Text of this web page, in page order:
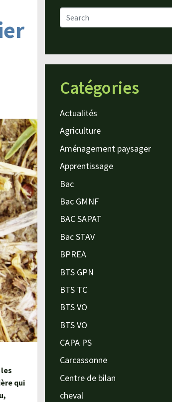
qui
Catégories
Actualités
Agriculture
Aménagement paysager
Apprentissage
Bac
Bac GMNF
BAC SAPAT
Bac STAV
BPREA
BTS GPN
BTS TC
BTS VO
BTS VO
CAPA PS
Carcassonne
Centre de bilan
cheval